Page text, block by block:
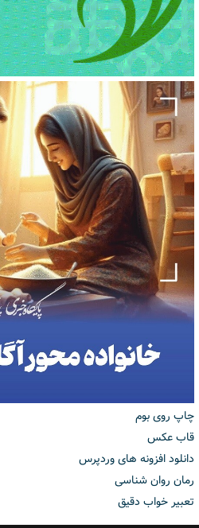
چاپ روی بوم
قاب عکس
دانلود افزونه های وردپرس
رمان روان شناسی
تعبیر خواب دقیق